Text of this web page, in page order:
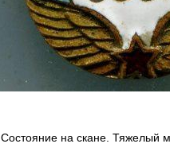
Состояние на скане. Тяжелый